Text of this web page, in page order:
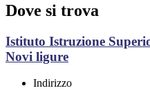
Dove si trova
Istituto Istruzione
Novi ligure
Indirizzo